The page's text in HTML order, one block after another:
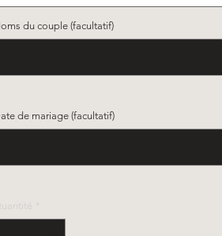
du couple (facultatif)
de mariage (facultatif)